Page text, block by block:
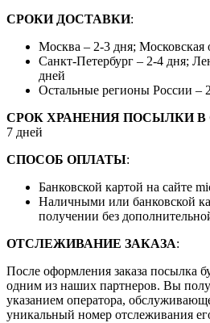
СРОКИ ДОСТАВКИ:
Москва – 2-3 дня; Московская
Санкт-Петербург – 2-4 дня;
дней
Остальные регионы России –
СРОК ХРАНЕНИЯ ПОСЫЛКИ
7 дней
СПОСОБ ОПЛАТЫ:
Банковской картой на сайте
Наличными или банковской
получении без
ОТСЛЕЖИВАНИЕ ЗАКАЗА:
После оформления заказа посылка
одним из наших партнеров. Вы
указанием оператора,
уникальный номер отслеживания